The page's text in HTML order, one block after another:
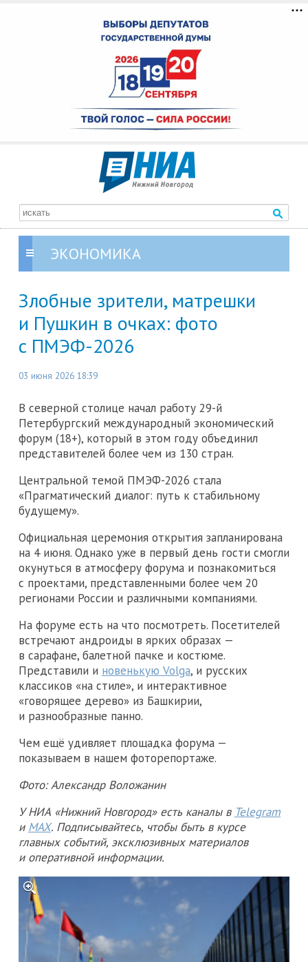
ЭКОНОМИКА
Злобные зрители, матрешки
и Пушкин в очках: фото
с ПМЭФ-2026
03 июня 2026 18:39
В северной столице начал работу 29-й
Петербургский международный экономический
форум (18+), который в этом году объединил
представителей более чем из 130 стран.
Центральной темой ПМЭФ-2026 стала
«Прагматический диалог: путь к стабильному
будущему».
Официальная церемония открытия запланирована
на 4 июня. Однако уже в первый день гости смогли
окунуться в атмосферу форума и познакомиться
с проектами, представленными более чем 20
регионами России и различными компаниями.
На форуме есть на что посмотреть. Посетителей
встречают андроиды в ярких образах —
в сарафане, балетной пачке и костюме.
Представили и новенькую Volga, и русских
классиков «на стиле», и интерактивное
«говорящее дерево» из Башкирии,
и разнообразные панно.
Чем ещё удивляет площадка форума —
показываем в нашем фоторепортаже.
Фото: Александр Воложанин
У НИА «Нижний Новгород» есть каналы в Telegram
и MAX. Подписывайтесь, чтобы быть в курсе
главных событий, эксклюзивных материалов
и оперативной информации.